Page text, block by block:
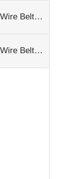
Wire Belt网带
Wire Belt网带输送机